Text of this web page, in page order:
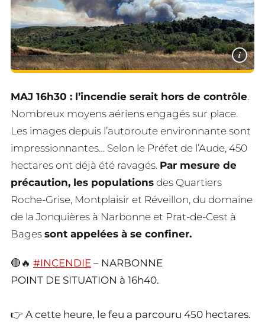
i
MAJ 16h30 : l’incendie serait hors de contrôle.
Nombreux moyens aériens engagés sur place.
Les images depuis l’autoroute environnante sont
impressionnantes… Selon le Préfet de l’Aude, 450
hectares ont déjà été ravagés. Par mesure de
précaution, les populations des Quartiers
Roche-Grise, Montplaisir et Réveillon, du domaine
de la Jonquières à Narbonne et Prat-de-Cest à
Bages sont appelées à se confiner.
🔴🔥 #INCENDIE – NARBONNE
POINT DE SITUATION à 16h40.
👉 A cette heure, le feu a parcouru 450 hectares.